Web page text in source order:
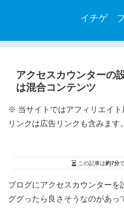
イチゲ
アクセスカウンターの
は混合コンテンツ
※ 当サイトではアフィリエイト
リンクは広告リンクも含みます。
この記事は約7分
ブログにアクセスカウンターを
ググったら良さそうなのがあっ